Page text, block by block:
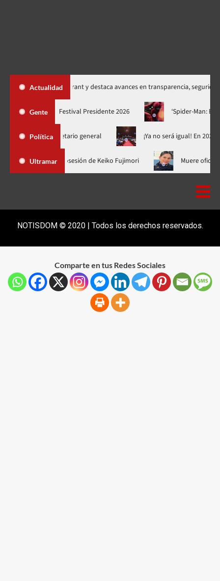
Actualidad
del Intrant y destaca avances en transparencia, seguridad vial y
Gente
Luis Guerra se suma al cartel Festival Presidente 2026
Política
secretario general ¡Ya no será igual! En 2028 se elegirá
Ultramar
Luis Abinader no fue a la toma de posesión de Keiko Fujimori
NOTISDOM © 2020 | Todos los derechos reservados.
Comparte en tus Redes Sociales